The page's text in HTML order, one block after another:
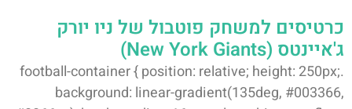
כרטיסים למשחק פוטבול של ניו יורק
ג'איינטס (New York Giants)
.football-container { position: relative; height: 250px;
background: linear-gradient(135deg, #003366,